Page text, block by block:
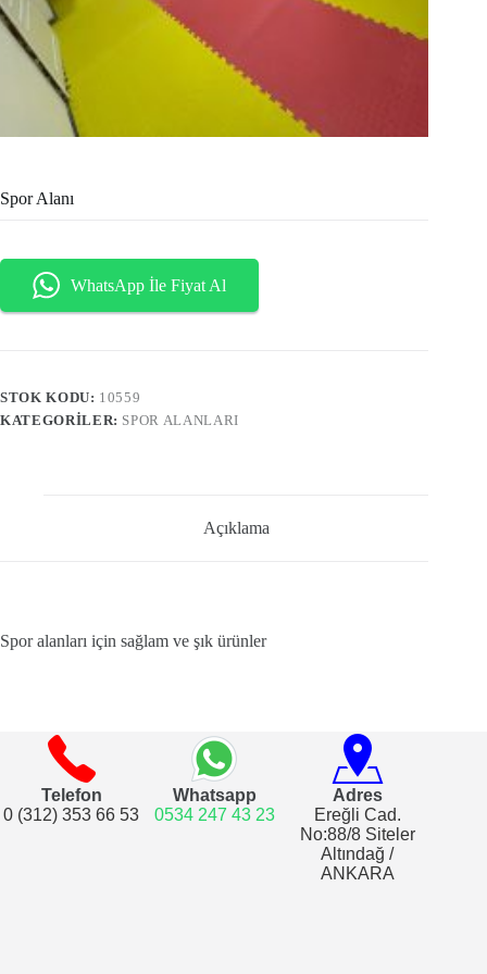
Spor Alanı
WhatsApp İle Fiyat Al
STOK KODU: 10559
KATEGORILER: SPOR ALANLARI
Açıklama
Spor alanları için sağlam ve şık ürünler
Telefon
0 (312) 353 66 53
Whatsapp
0534 247 43 23
Adres
Ereğli Cad.
No:88/8 Siteler
Altındağ /
ANKARA